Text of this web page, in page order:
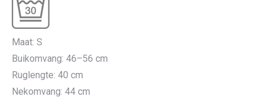
Maat: S
Buikomvang: 46–56 cm
Ruglengte: 40 cm
Nekomvang: 44 cm